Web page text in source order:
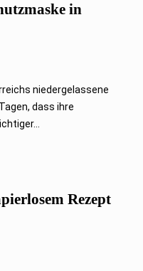
in
niedergelassene
dass ihre
Rezept